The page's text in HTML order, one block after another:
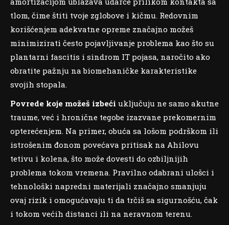
tlom, čime štiti tvoje zglobove i kičmu. Redovnim
korišćenjem adekvatne opreme značajno možeš
minimizirati često pojavljivanje problema kao što su
plantarni fascitis i sindrom IT pojasa, naročito ako
obratite pažnju na biomehaničke karakteristike
svojih stopala.
Povrede koje možeš izbeći uključuju ne samo akutne
traume, već i hronične tegobe izazvane prekomernim
opterećenjem. Na primer, obuća sa lošom podrškom ili
istrošenim đonom povećava pritisak na Ahilovu
tetivu i kolena, što može dovesti do ozbiljnijih
problema tokom vremena. Pravilno odabrani ulošci i
tehnološki napredni materijali značajno smanjuju
ovaj rizik i omogućavaju ti da trčiš sa sigurnošću, čak
i tokom većih distanci ili na neravnom terenu.